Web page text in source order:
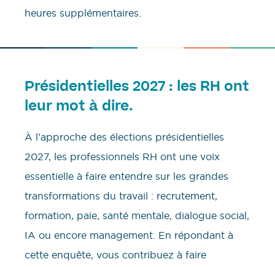
heures supplémentaires.
Présidentielles 2027 : les RH ont
leur mot à dire.
À l’approche des élections présidentielles
2027, les professionnels RH ont une voix
essentielle à faire entendre sur les grandes
transformations du travail : recrutement,
formation, paie, santé mentale, dialogue social,
IA ou encore management. En répondant à
cette enquête, vous contribuez à faire